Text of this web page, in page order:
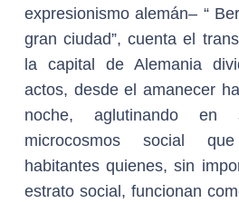
expresionismo alemán– “
gran ciudad”, cuenta el
la capital de Alemania
actos, desde el amanecer
noche, aglutinando en
microcosmos social
habitantes quienes, sin
estrato social, funcionan